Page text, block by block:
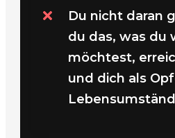
Du nicht daran
du das, was du
möchtest,
und dich als